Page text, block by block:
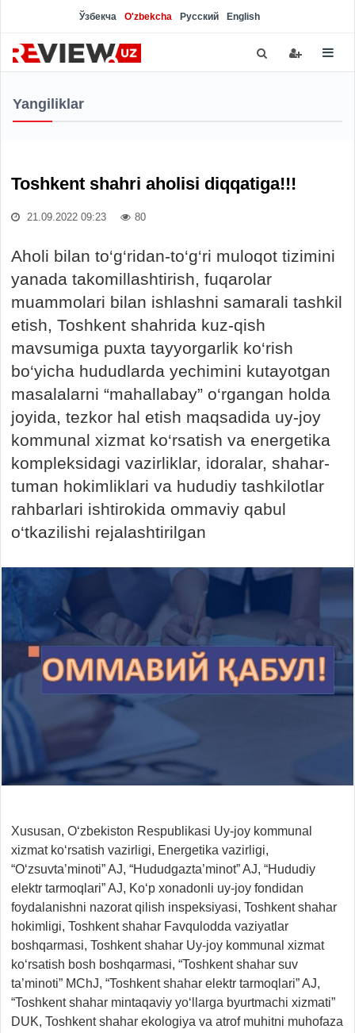
Ўзбекча O'zbekcha Русский English
Yangiliklar
Toshkent shahri aholisi diqqatiga!!!
21.09.2022 09:23 80
Aholi bilan to‘g‘ridan-to‘g‘ri muloqot tizimini
yanada takomillashtirish, fuqarolar
muammolari bilan ishlashni samarali tashkil
etish, Toshkent shahrida kuz-qish
mavsumiga puxta tayyorgarlik ko‘rish
bo‘yicha hududlarda yechimini kutayotgan
masalalarni “mahallabay” o‘rgangan holda
joyida, tezkor hal etish maqsadida uy-joy
kommunal xizmat ko‘rsatish va energetika
kompleksidagi vazirliklar, idoralar, shahar-
tuman hokimliklari va hududiy tashkilotlar
rahbarlari ishtirokida ommaviy qabul
o‘tkazilishi rejalashtirilgan
Xususan, O‘zbekiston Respublikasi Uy-joy kommunal
xizmat ko‘rsatish vazirligi, Energetika vazirligi,
“O‘zsuvta’minoti” AJ, “Hududgazta’minot” AJ, “Hududiy
elektr tarmoqlari” AJ, Ko‘p xonadonli uy-joy fondidan
foydalanishni nazorat qilish inspeksiyasi, Toshkent shahar
hokimligi, Toshkent shahar Favqulodda vaziyatlar
boshqarmasi, Toshkent shahar Uy-joy kommunal xizmat
ko‘rsatish bosh boshqarmasi, “Toshkent shahar suv
ta’minoti” MChJ, “Toshkent shahar elektr tarmoqlari” AJ,
“Toshkent shahar mintaqaviy yo‘llarga byurtmachi xizmati”
DUK, Toshkent shahar ekologiya va atrof muhitni muhofaza